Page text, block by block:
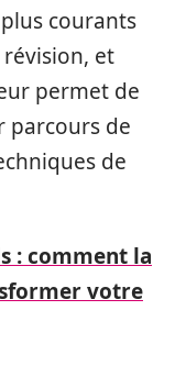
courants
et
permet de
parcours de
de
: comment la
votre